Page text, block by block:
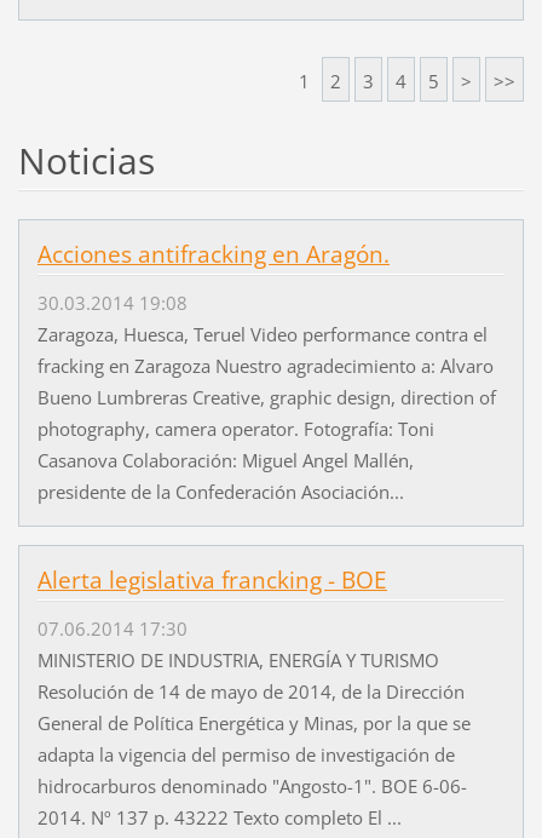
1 2 3 4 5 > >>
Noticias
Acciones antifracking en Aragón.
30.03.2014 19:08
Zaragoza, Huesca, Teruel Video performance contra el
fracking en Zaragoza Nuestro agradecimiento a: Alvaro
Bueno Lumbreras Creative, graphic design, direction of
photography, camera operator. Fotografía: Toni
Casanova Colaboración: Miguel Angel Mallén,
presidente de la Confederación Asociación...
Alerta legislativa francking - BOE
07.06.2014 17:30
MINISTERIO DE INDUSTRIA, ENERGÍA Y TURISMO
Resolución de 14 de mayo de 2014, de la Dirección
General de Política Energética y Minas, por la que se
adapta la vigencia del permiso de investigación de
hidrocarburos denominado "Angosto-1". BOE 6-06-
2014. Nº 137 p. 43222 Texto completo El ...